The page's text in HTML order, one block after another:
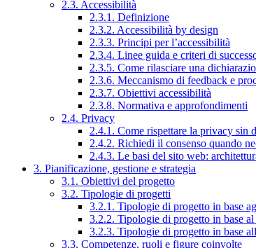
2.3. Accessibilità
2.3.1. Definizione
2.3.2. Accessibilità by design
2.3.3. Principi per l’accessibilità
2.3.4. Linee guida e criteri di
2.3.5. Come rilasciare una
2.3.6. Meccanismo di feedback e
2.3.7. Obiettivi accessibilità
2.3.8. Normativa e approfondimenti
2.4. Privacy
2.4.1. Come rispettare la privacy sin
2.4.2. Richiedi il consenso quando
2.4.3. Le basi del sito web:
3. Pianificazione, gestione e strategia
3.1. Obiettivi del progetto
3.2. Tipologie di progetti
3.2.1. Tipologie di progetto in base
3.2.2. Tipologie di progetto in base
3.2.3. Tipologie di progetto in base
3.3. Competenze, ruoli e figure coinvolte